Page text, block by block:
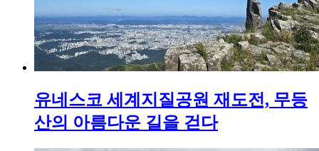
유네스코 세계지질공원 재도전, 무등
산의 아름다운 길을 걷다